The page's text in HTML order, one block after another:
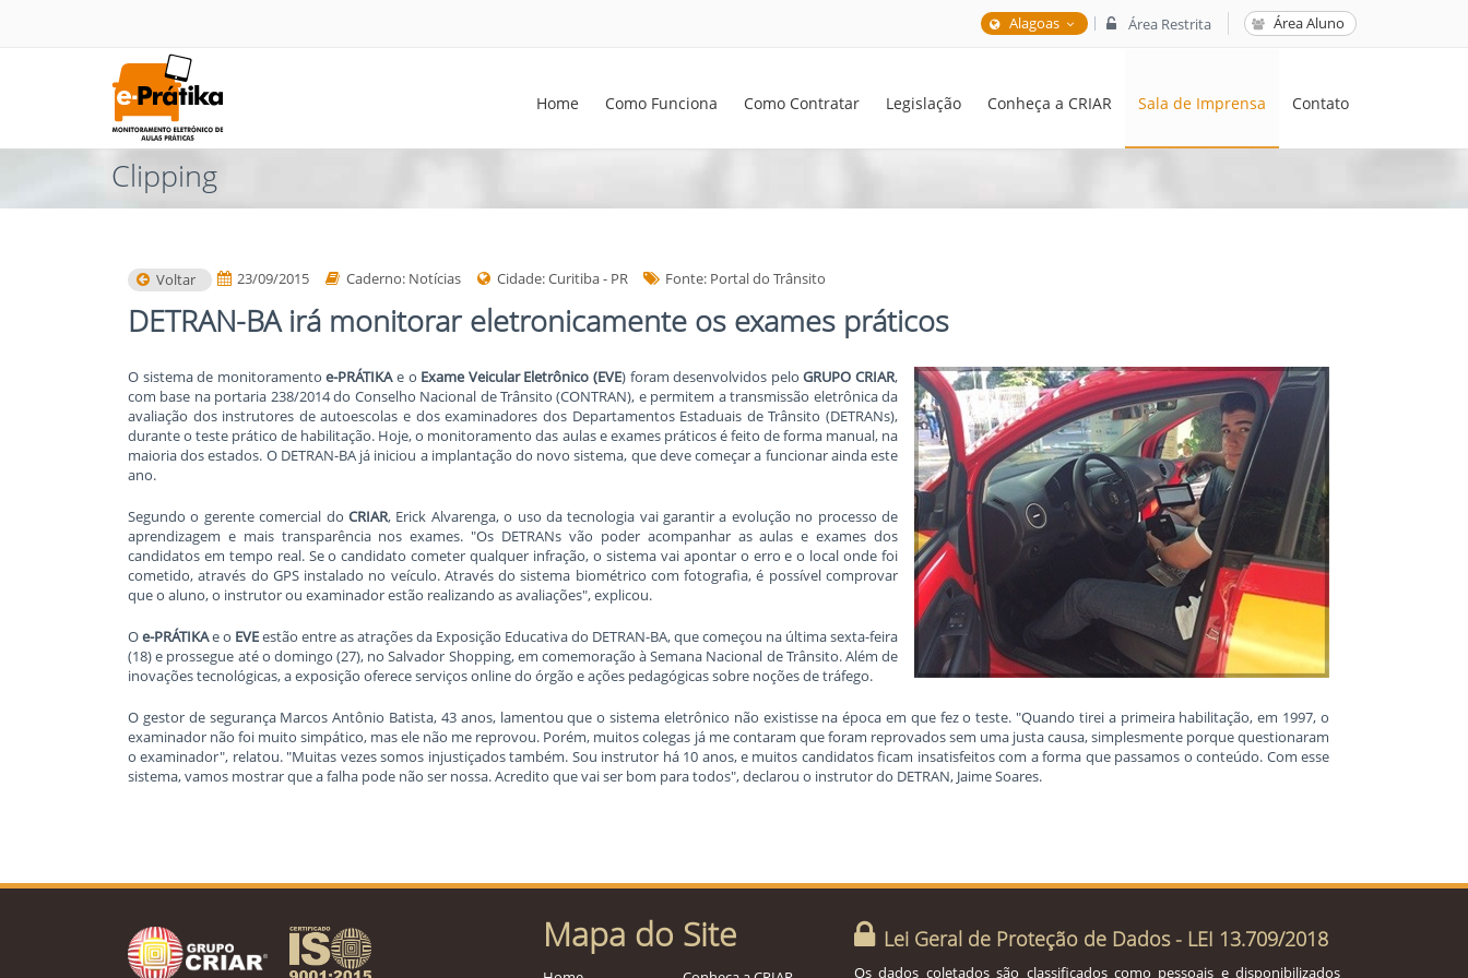
Alagoas | Área Restrita Área Aluno
Home Como Funciona Como Contratar Legislação Conheça a CRIAR Sala de Imprensa Contato
Clipping
Voltar 23/09/2015 Caderno: Notícias Cidade: Curitiba - PR Fonte: Portal do Trânsito
DETRAN-BA irá monitorar eletronicamente os exames práticos
O sistema de monitoramentoe-PRÁTIKAe o Exame Veicular Eletrônico (EVE) foram desenvolvidos peloGRUPO CRIAR,
com base na portaria 238/2014 do Conselho Nacional de Trânsito (CONTRAN), e permitem a transmissão eletrônica da
avaliação dos instrutores de autoescolas e dos examinadores dos Departamentos Estaduais de Trânsito (DETRANs),
durante o teste prático de habilitação. Hoje, o monitoramento das aulas e exames práticos é feito de forma manual, na
maioria dos estados. O DETRAN-BA já iniciou a implantação do novo sistema, que deve começar a funcionar ainda este
ano.
Segundo o gerente comercial do CRIAR, Erick Alvarenga, o uso da tecnologia vai garantir a evolução no processo de
aprendizagem e mais transparência nos exames. "Os DETRANs vão poder acompanhar as aulas e exames dos
candidatos em tempo real. Se o candidato cometer qualquer infração, o sistema vai apontar o erro e o local onde foi
cometido, através do GPS instalado no veículo. Através do sistema biométrico com fotografia, é possível comprovar
que o aluno, o instrutor ou examinador estão realizando as avaliações", explicou.
Oe-PRÁTIKAe o EVEestão entre as atrações da Exposição Educativa do DETRAN-BA, que começou na última sexta-feira
(18) e prossegue até o domingo (27), no Salvador Shopping, em comemoração à Semana Nacional de Trânsito. Além de
inovações tecnológicas, a exposição oferece serviços online do órgão e ações pedagógicas sobre noções de tráfego.
O gestor de segurança Marcos Antônio Batista, 43 anos, lamentou que o sistema eletrônico não existisse na época em que fez o teste. "Quando tirei a primeira habilitação, em 1997, o
examinador não foi muito simpático, mas ele não me reprovou. Porém, muitos colegas já me contaram que foram reprovados sem uma justa causa, simplesmente porque questionaram
o examinador", relatou. "Muitas vezes somos injustiçados também. Sou instrutor há 10 anos, e muitos candidatos ficam insatisfeitos com a forma que passamos o conteúdo. Com esse
sistema, vamos mostrar que a falha pode não ser nossa. Acredito que vai ser bom para todos", declarou o instrutor do DETRAN, Jaime Soares.
Mapa do Site Lei Geral de Proteção de Dados - LEI 13.709/2018
Os dados coletados são classificados como pessoais e disponibilizados